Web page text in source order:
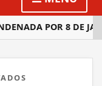
POR 8 DE